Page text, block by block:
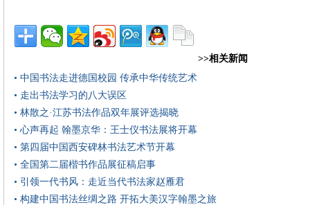
>>相关新闻
• 中国书法走进德国校园 传承中华传统艺术
• 走出书法学习的八大误区
• 林散之·江苏书法作品双年展评选揭晓
• 心声再起 翰墨京华：王士仪书法展将开幕
• 第四届中国西安碑林书法艺术节开幕
• 全国第二届楷书作品展征稿启事
• 引领一代书风：走近当代书法家赵雁君
• 构建中国书法丝绸之路 开拓大美汉字翰墨之旅